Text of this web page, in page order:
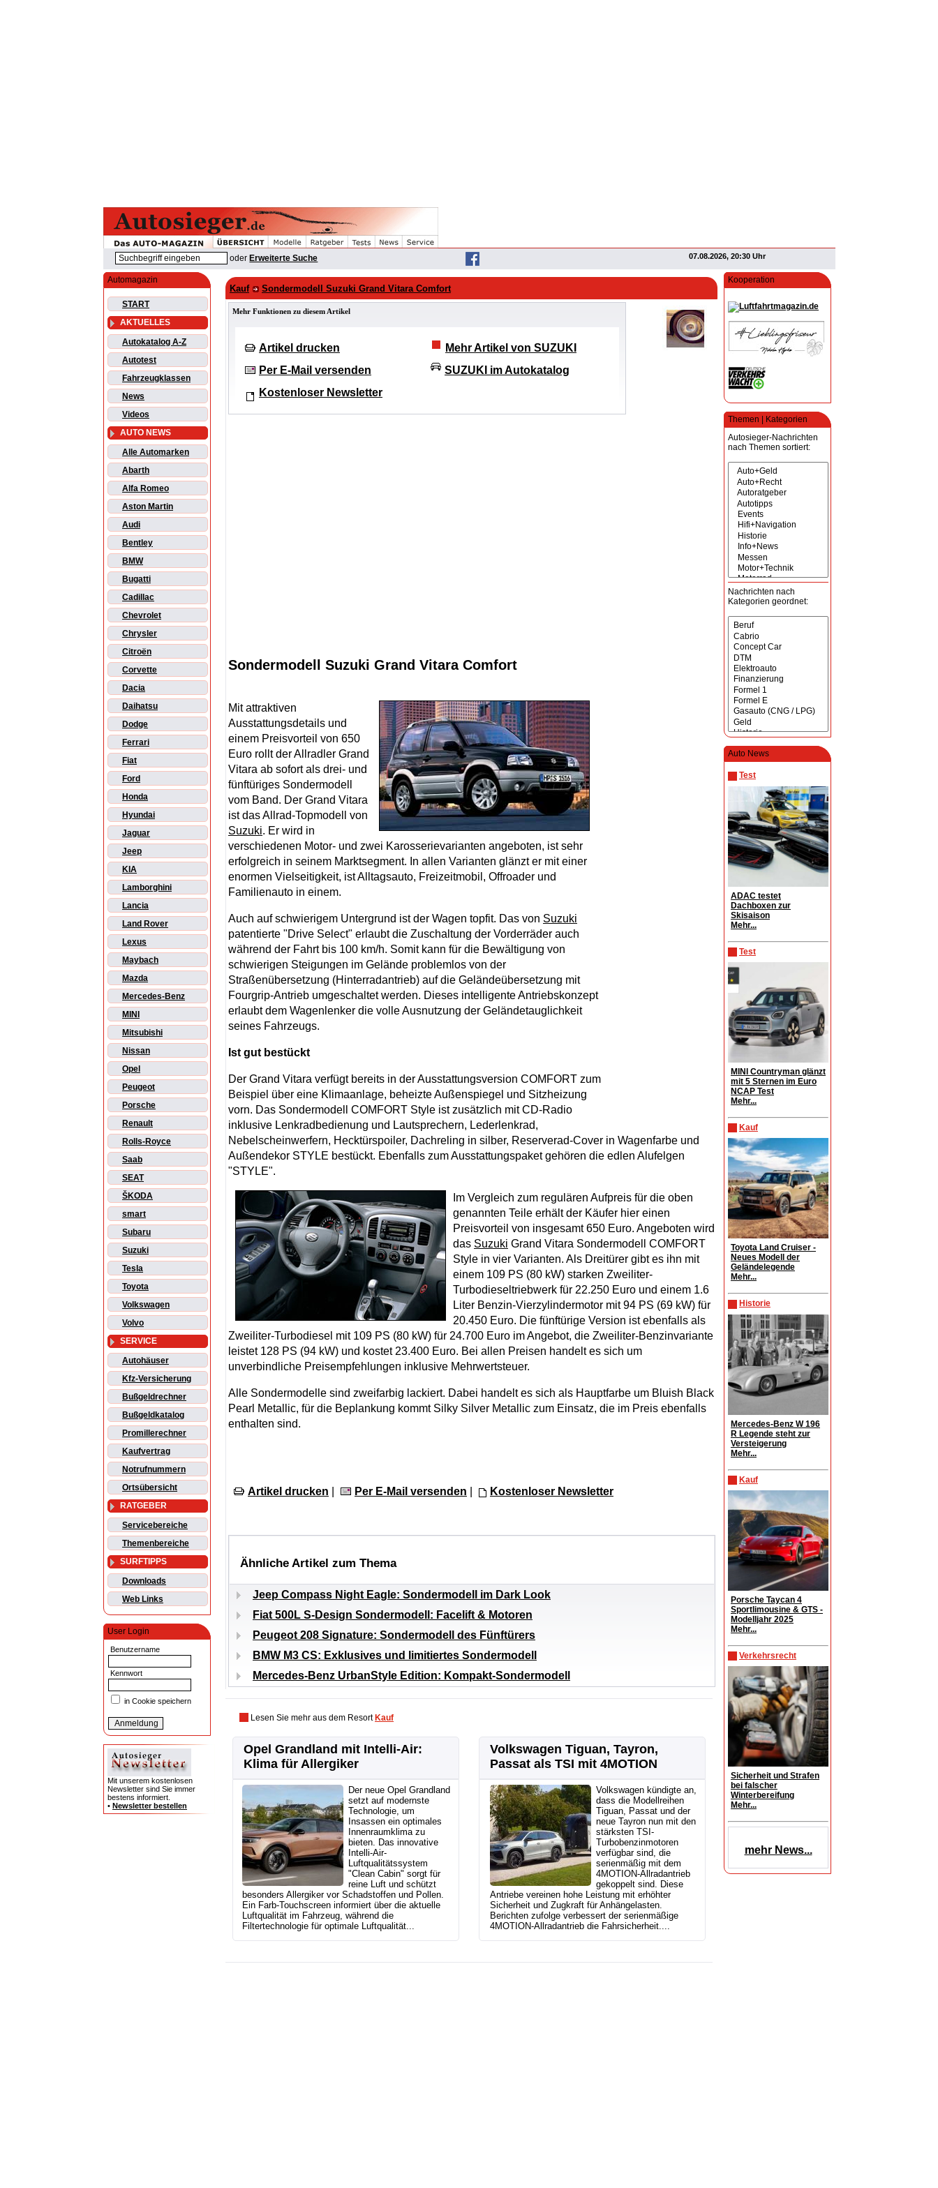
oder Erweiterte Suche 07.08.2026, 20:30 Uhr
Automagazin
START
AKTUELLES
Autokatalog A-Z
Autotest
Fahrzeugklassen
News
Videos
AUTO NEWS
Alle Automarken
Abarth
Alfa Romeo
Aston Martin
Audi
Bentley
BMW
Bugatti
Cadillac
Chevrolet
Chrysler
Citroën
Corvette
Dacia
Daihatsu
Dodge
Ferrari
Fiat
Ford
Honda
Hyundai
Jaguar
Jeep
KIA
Lamborghini
Lancia
Land Rover
Lexus
Maybach
Mazda
Mercedes-Benz
MINI
Mitsubishi
Nissan
Opel
Peugeot
Porsche
Renault
Rolls-Royce
Saab
SEAT
ŠKODA
smart
Subaru
Suzuki
Tesla
Toyota
Volkswagen
Volvo
SERVICE
Autohäuser
Kfz-Versicherung
Bußgeldrechner
Bußgeldkatalog
Promillerechner
Kaufvertrag
Notrufnummern
Ortsübersicht
RATGEBER
Servicebereiche
Themenbereiche
SURFTIPPS
Downloads
Web Links
User Login
Benutzername
Kennwort
in Cookie speichern
Mit unserem kostenlosen
Newsletter sind Sie immer
bestens informiert.
• Newsletter bestellen
Kooperation
Themen | Kategorien
Autosieger-Nachrichten
nach Themen sortiert:
Nachrichten nach
Kategorien geordnet:
Auto News
Test
ADAC testet
Dachboxen zur
Skisaison
Mehr...
Test
MINI Countryman glänzt
mit 5 Sternen im Euro
NCAP Test
Mehr...
Kauf
Toyota Land Cruiser -
Neues Modell der
Geländelegende
Mehr...
Historie
Mercedes-Benz W 196
R Legende steht zur
Versteigerung
Mehr...
Kauf
Porsche Taycan 4
Sportlimousine & GTS -
Modelljahr 2025
Mehr...
Verkehrsrecht
Sicherheit und Strafen
bei falscher
Winterbereifung
Mehr...
mehr News...
Kauf Sondermodell Suzuki Grand Vitara Comfort
Mehr Funktionen zu diesem Artikel
Artikel drucken
Per E-Mail versenden
Kostenloser Newsletter
Mehr Artikel von SUZUKI
SUZUKI im Autokatalog
Sondermodell Suzuki Grand Vitara Comfort
Mit attraktiven
Ausstattungsdetails und
einem Preisvorteil von 650
Euro rollt der Allradler Grand
Vitara ab sofort als drei- und
fünftüriges Sondermodell
vom Band. Der Grand Vitara
ist das Allrad-Topmodell von
Suzuki. Er wird in
verschiedenen Motor- und zwei Karosserievarianten angeboten, ist sehr
erfolgreich in seinem Marktsegment. In allen Varianten glänzt er mit einer
enormen Vielseitigkeit, ist Alltagsauto, Freizeitmobil, Offroader und
Familienauto in einem.
Auch auf schwierigem Untergrund ist der Wagen topfit. Das von Suzuki
patentierte "Drive Select" erlaubt die Zuschaltung der Vorderräder auch
während der Fahrt bis 100 km/h. Somit kann für die Bewältigung von
schwierigen Steigungen im Gelände problemlos von der
Straßenübersetzung (Hinterradantrieb) auf die Geländeübersetzung mit
Fourgrip-Antrieb umgeschaltet werden. Dieses intelligente Antriebskonzept
erlaubt dem Wagenlenker die volle Ausnutzung der Geländetauglichkeit
seines Fahrzeugs.
Ist gut bestückt
Der Grand Vitara verfügt bereits in der Ausstattungsversion COMFORT zum
Beispiel über eine Klimaanlage, beheizte Außenspiegel und Sitzheizung
vorn. Das Sondermodell COMFORT Style ist zusätzlich mit CD-Radio
inklusive Lenkradbedienung und Lautsprechern, Lederlenkrad,
Nebelscheinwerfern, Hecktürspoiler, Dachreling in silber, Reserverad-Cover in Wagenfarbe und
Außendekor STYLE bestückt. Ebenfalls zum Ausstattungspaket gehören die edlen Alufelgen
"STYLE".
Im Vergleich zum regulären Aufpreis für die oben
genannten Teile erhält der Käufer hier einen
Preisvorteil von insgesamt 650 Euro. Angeboten wird
das Suzuki Grand Vitara Sondermodell COMFORT
Style in vier Varianten. Als Dreitürer gibt es ihn mit
einem 109 PS (80 kW) starken Zweiliter-
Turbodieseltriebwerk für 22.250 Euro und einem 1.6
Liter Benzin-Vierzylindermotor mit 94 PS (69 kW) für
20.450 Euro. Die fünftürige Version ist ebenfalls als
Zweiliter-Turbodiesel mit 109 PS (80 kW) für 24.700 Euro im Angebot, die Zweiliter-Benzinvariante
leistet 128 PS (94 kW) und kostet 23.400 Euro. Bei allen Preisen handelt es sich um
unverbindliche Preisempfehlungen inklusive Mehrwertsteuer.
Alle Sondermodelle sind zweifarbig lackiert. Dabei handelt es sich als Hauptfarbe um Bluish Black
Pearl Metallic, für die Beplankung kommt Silky Silver Metallic zum Einsatz, die im Preis ebenfalls
enthalten sind.
Artikel drucken Per E-Mail versenden Kostenloser Newsletter
Ähnliche Artikel zum Thema
Jeep Compass Night Eagle: Sondermodell im Dark Look
Fiat 500L S-Design Sondermodell: Facelift & Motoren
Peugeot 208 Signature: Sondermodell des Fünftürers
BMW M3 CS: Exklusives und limitiertes Sondermodell
Mercedes-Benz UrbanStyle Edition: Kompakt-Sondermodell
Lesen Sie mehr aus dem Resort Kauf
Opel Grandland mit Intelli-Air:
Klima für Allergiker
Der neue Opel Grandland
setzt auf modernste
Technologie, um
Insassen ein optimales
Innenraumklima zu
bieten. Das innovative
Intelli-Air-
Luftqualitätssystem
"Clean Cabin" sorgt für
reine Luft und schützt
besonders Allergiker vor Schadstoffen und Pollen.
Ein Farb-Touchscreen informiert über die aktuelle
Luftqualität im Fahrzeug, während die
Filtertechnologie für optimale Luftqualität...
Volkswagen Tiguan, Tayron,
Passat als TSI mit 4MOTION
Volkswagen kündigte an,
dass die Modellreihen
Tiguan, Passat und der
neue Tayron nun mit den
stärksten TSI-
Turbobenzinmotoren
verfügbar sind, die
serienmäßig mit dem
4MOTION-Allradantrieb
gekoppelt sind. Diese
Antriebe vereinen hohe Leistung mit erhöhter
Sicherheit und Zugkraft für Anhängelasten.
Berichten zufolge verbessert der serienmäßige
4MOTION-Allradantrieb die Fahrsicherheit....